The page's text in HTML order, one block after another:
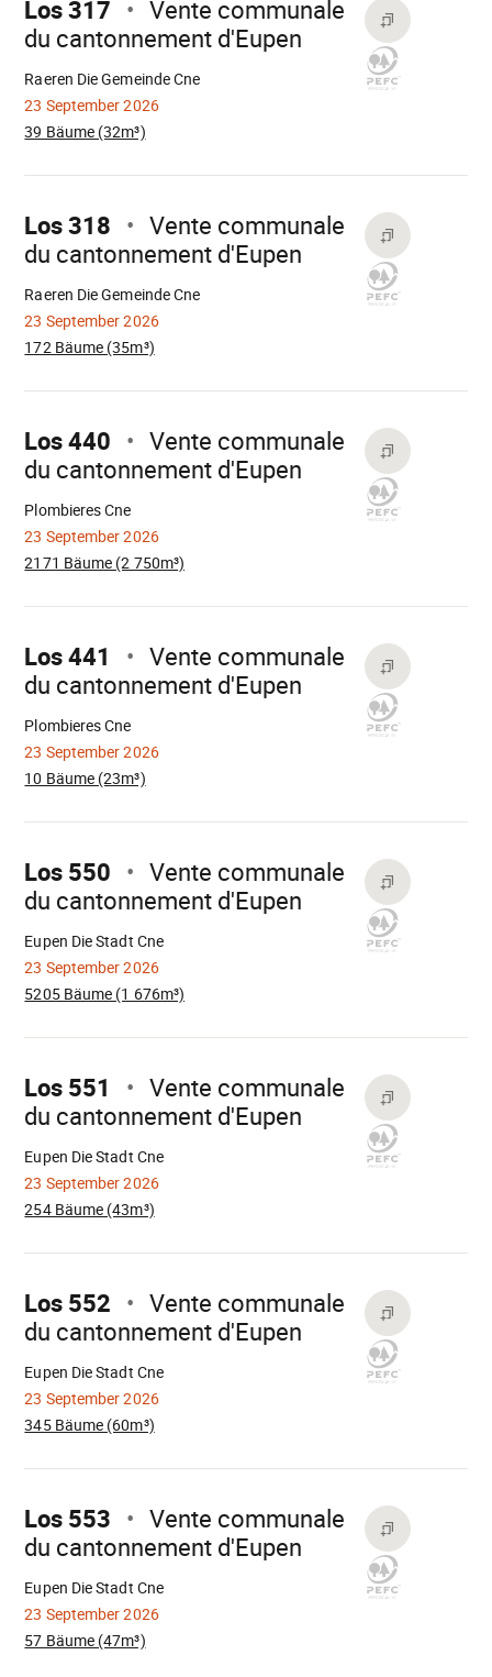
Los 317
Vente communale
du cantonnement d'Eupen
23 September 2026
Raeren Die Gemeinde Cne
39 Bäume (32m³)
Wird
Mach
Los 318
Vente communale
du cantonnement d'Eupen
23 September 2026
Raeren Die Gemeinde Cne
172 Bäume (35m³)
Wird
Mach
Los 440
Vente communale
du cantonnement d'Eupen
23 September 2026
Plombieres Cne
2171 Bäume (2 750m³)
Wird
Mach
Los 441
Vente communale
du cantonnement d'Eupen
23 September 2026
Plombieres Cne
10 Bäume (23m³)
Wird
Mach
Los 550
Vente communale
du cantonnement d'Eupen
23 September 2026
Eupen Die Stadt Cne
5205 Bäume (1 676m³)
Wird
Mach
Los 551
Vente communale
du cantonnement d'Eupen
23 September 2026
Eupen Die Stadt Cne
254 Bäume (43m³)
Wird
Mach
Los 552
Vente communale
du cantonnement d'Eupen
23 September 2026
Eupen Die Stadt Cne
345 Bäume (60m³)
Wird
Mach
Los 553
Vente communale
du cantonnement d'Eupen
23 September 2026
Eupen Die Stadt Cne
57 Bäume (47m³)
Wird